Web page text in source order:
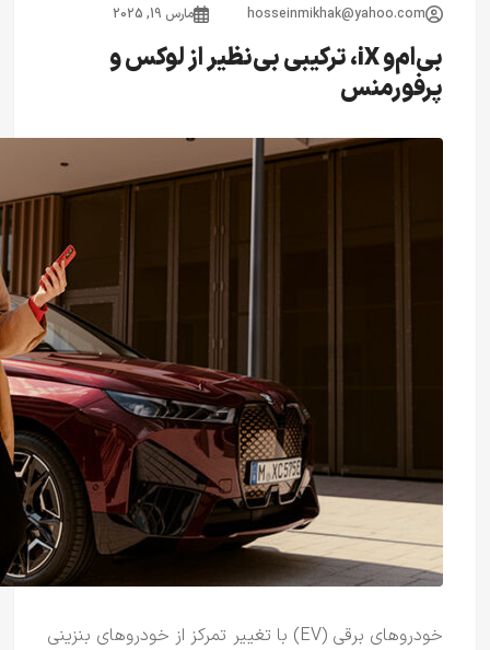
hosseinmikhak@yahoo.com مارس 19, 2025
بی‌ام‌و iX، ترکیبی بی‌نظیر از لوکس و
پرفورمنس
خودروهای برقی (EV) با تغییر تمرکز از خودروهای بنزینی